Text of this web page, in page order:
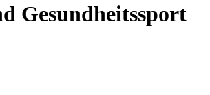
Gesundheitssport